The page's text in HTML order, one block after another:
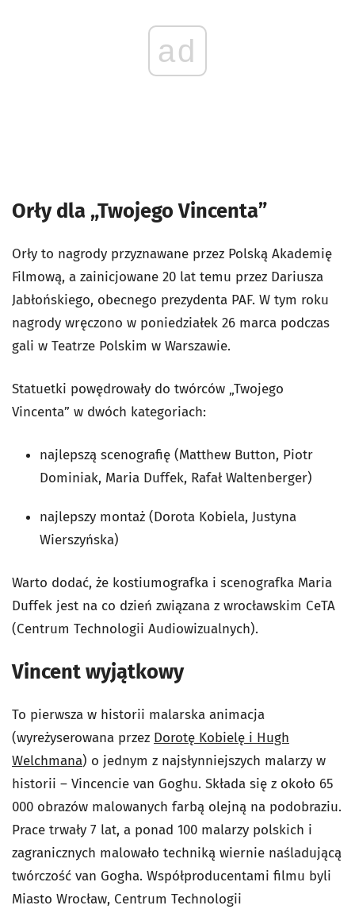
ad
Orły dla „Twojego Vincenta”
Orły to nagrody przyznawane przez Polską Akademię
Filmową, a zainicjowane 20 lat temu przez Dariusza
Jabłońskiego, obecnego prezydenta PAF. W tym roku
nagrody wręczono w poniedziałek 26 marca podczas
gali w Teatrze Polskim w Warszawie.
Statuetki powędrowały do twórców „Twojego
Vincenta” w dwóch kategoriach:
najlepszą scenografię (Matthew Button, Piotr
Dominiak, Maria Duffek, Rafał Waltenberger)
najlepszy montaż (Dorota Kobiela, Justyna
Wierszyńska)
Warto dodać, że kostiumografka i scenografka Maria
Duffek jest na co dzień związana z wrocławskim CeTA
(Centrum Technologii Audiowizualnych).
Vincent wyjątkowy
To pierwsza w historii malarska animacja
(wyreżyserowana przez Dorotę Kobielę i Hugh
Welchmana) o jednym z najsłynniejszych malarzy w
historii – Vincencie van Goghu. Składa się z około 65
000 obrazów malowanych farbą olejną na podobraziu.
Prace trwały 7 lat, a ponad 100 malarzy polskich i
zagranicznych malowało techniką wiernie naśladującą
twórczość van Gogha. Współproducentami filmu byli
Miasto Wrocław, Centrum Technologii